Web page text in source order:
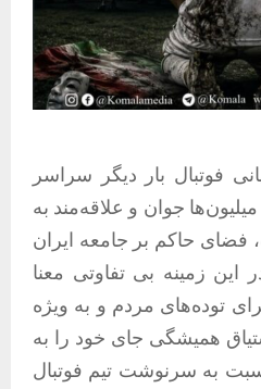
فوتبال بار دیگر سراسر
جوان و علاقه‌مند به
حاکم بر جامعه ایران
زمینه بی تفاوتی معنا
توده‌های مردم و به ویژه
همیشگی جای خود را به
به سرنوشت تیم فوتبال